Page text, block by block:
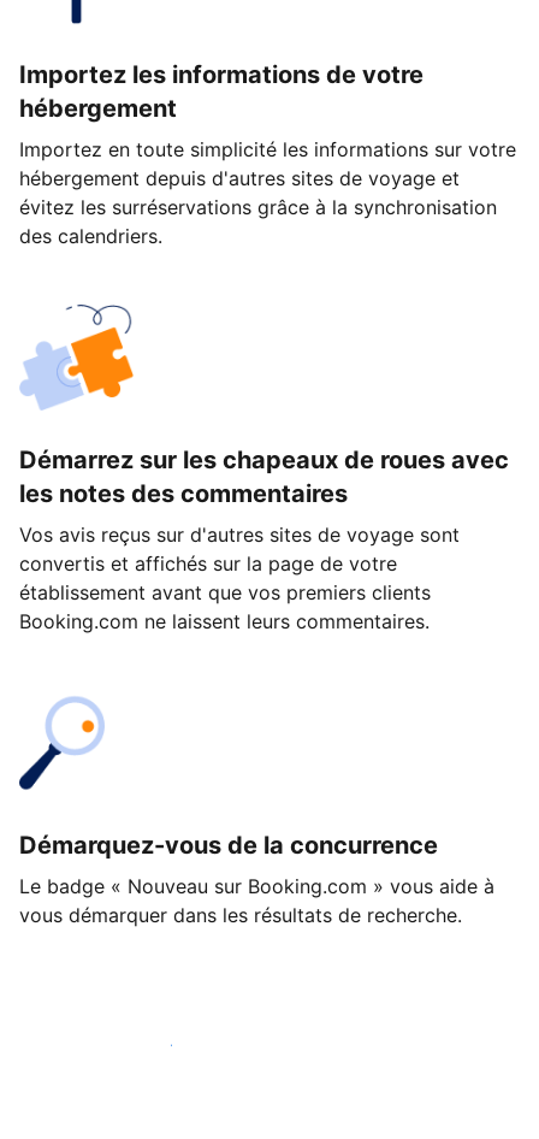
Importez les informations de votre
hébergement
Importez en toute simplicité les informations sur votre
hébergement depuis d'autres sites de voyage et
évitez les surréservations grâce à la synchronisation
des calendriers.
Démarrez sur les chapeaux de roues avec
les notes des commentaires
Vos avis reçus sur d'autres sites de voyage sont
convertis et affichés sur la page de votre
établissement avant que vos premiers clients
Booking.com ne laissent leurs commentaires.
Démarquez-vous de la concurrence
Le badge « Nouveau sur Booking.com » vous aide à
vous démarquer dans les résultats de recherche.
Lancez-vous dès aujourd'hui